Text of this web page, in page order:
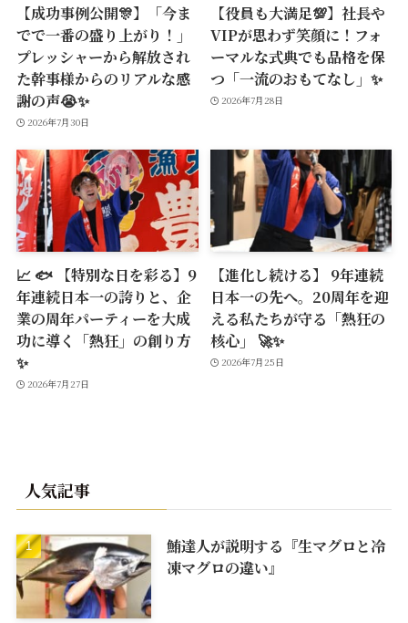
【成功事例公開🎊】「今ま
でで一番の盛り上がり！」
プレッシャーから解放され
た幹事様からのリアルな感
謝の声😭✨
2026年7月30日
【役員も大満足💯】社長や
VIPが思わず笑顔に！フォ
ーマルな式典でも品格を保
つ「一流のおもてなし」✨
2026年7月28日
📈 🐟 【特別な日を彩る】9
年連続日本一の誇りと、企
業の周年パーティーを大成
功に導く「熱狂」の創り方
✨
2026年7月27日
【進化し続ける】 9年連続
日本一の先へ。20周年を迎
える私たちが守る「熱狂の
核心」 🚀✨
2026年7月25日
人気記事
鮪達人が説明する『生マグロと冷
凍マグロの違い』